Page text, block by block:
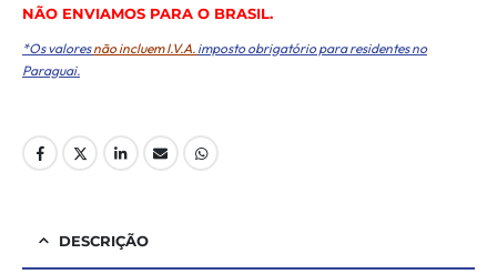
NÃO ENVIAMOS PARA O BRASIL.
*Os valoresnão incluem I.V.A. imposto obrigatório para residentes no
Paraguai.
DESCRIÇÃO